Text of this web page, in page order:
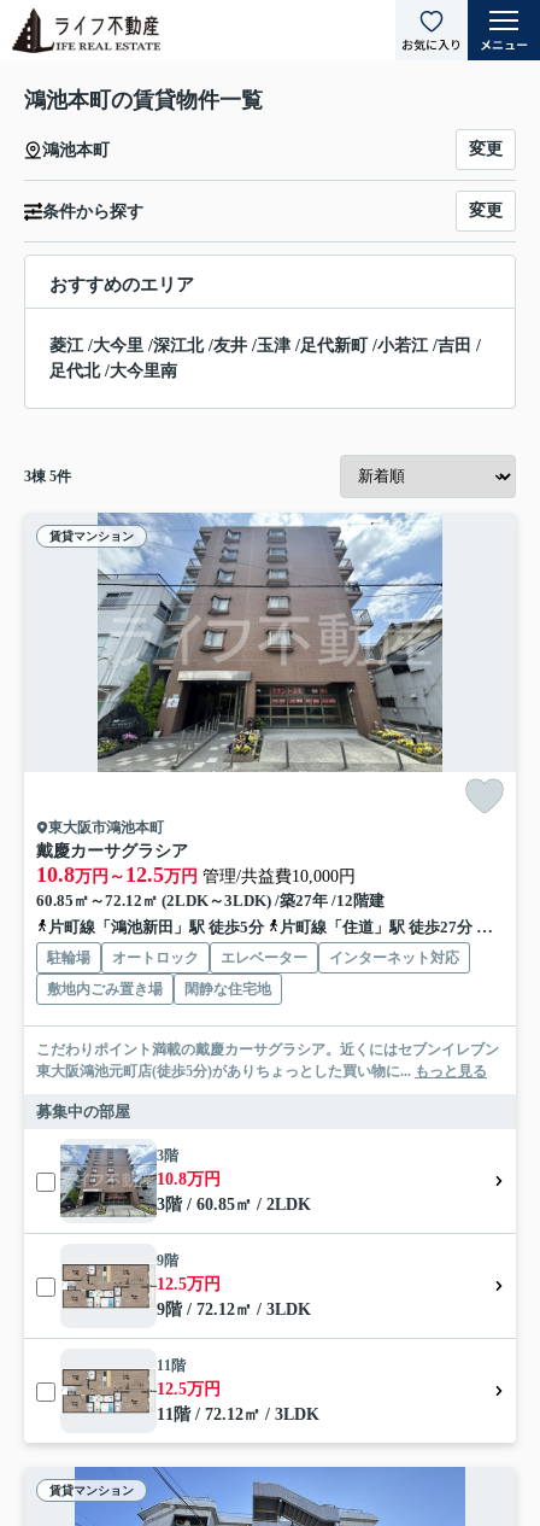
鴻池本町の賃貸物件一覧
鴻池本町 変更
条件から探す 変更
おすすめのエリア
菱江/大今里 /深江北/友井 /玉津 /足代新町 /小若江/吉田 /
足代北/大今里南
3棟 5件
賃貸マンション
東大阪市鴻池本町
戴慶カーサグラシア
10.8万円～ 12.5万円 管理/共益費10,000円
60.85㎡～72.12㎡ (2LDK～3LDK) /築27年 /12階建
片町線「鴻池新田」駅 徒歩5分
片町線「住道」駅 徒歩27分 片町線
駐輪場 オートロック エレベーター
インターネット対応
敷地内ごみ置き場
閑静な住宅地
こだわりポイント満載の戴慶カーサグラシア。近くにはセブンイレブン
東大阪鴻池元町店(徒歩5分)がありちょっとした買い物に... もっと見る
募集中の部屋
3階
10.8万円
3階 / 60.85㎡ / 2LDK
9階
12.5万円
9階 / 72.12㎡ / 3LDK
11階
12.5万円
11階 / 72.12㎡ / 3LDK
賃貸マンション